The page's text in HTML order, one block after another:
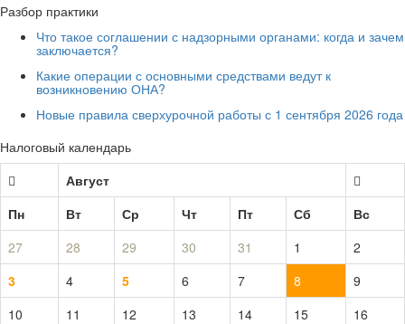
Разбор практики
Что такое соглашении с надзорными органами: когда и зачем
заключается?
Какие операции с основными средствами ведут к
возникновению ОНА?
Новые правила сверхурочной работы с 1 сентября 2026 года
Налоговый календарь
Август
Пн
Вт Ср Чт Пт Сб
Вс
27
28 29 30 31 1
2
3
4 5 6 7 8
9
10
11 12 13 14 15
16